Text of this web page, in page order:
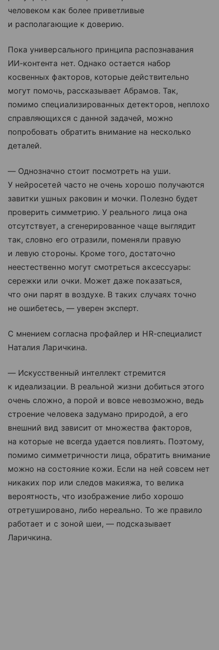
человеком как более приветливые
и располагающие к доверию.
Пока универсального принципа распознавания
ИИ-контента нет. Однако остается набор
косвенных факторов, которые действительно
могут помочь, рассказывает Абрамов. Так,
помимо специализированных детекторов, неплохо
справляющихся с данной задачей, можно
попробовать обратить внимание на несколько
деталей.
— Однозначно стоит посмотреть на уши.
У нейросетей часто не очень хорошо получаются
завитки ушных раковин и мочки. Полезно будет
проверить симметрию. У реального лица она
отсутствует, а сгенерированное чаще выглядит
так, словно его отразили, поменяли правую
и левую стороны. Кроме того, достаточно
неестественно могут смотреться аксессуары:
сережки или очки. Может даже показаться,
что они парят в воздухе. В таких случаях точно
не ошибетесь, — уверен эксперт.
С мнением согласна профайлер и HR-специалист
Наталия Ларичкина.
— Искусственный интеллект стремится
к идеализации. В реальной жизни добиться этого
очень сложно, а порой и вовсе невозможно, ведь
строение человека задумано природой, а его
внешний вид зависит от множества факторов,
на которые не всегда удается повлиять. Поэтому,
помимо симметричности лица, обратить внимание
можно на состояние кожи. Если на ней совсем нет
никаких пор или следов макияжа, то велика
вероятность, что изображение либо хорошо
отретушировано, либо нереально. То же правило
работает и с зоной шеи, — подсказывает
Ларичкина.